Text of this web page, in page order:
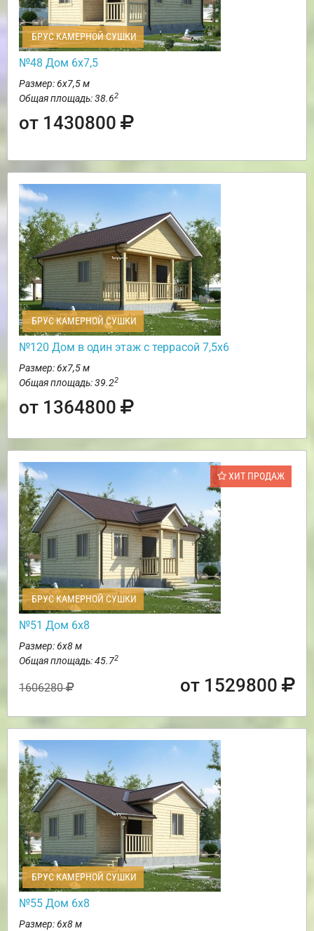
БРУС КАМЕРНОЙ СУШКИ
№48 Дом 6х7,5
Размер: 6х7,5 м
Общая площадь: 38.62
от 1430800
БРУС КАМЕРНОЙ СУШКИ
№120 Дом в один этаж с террасой 7,5х6
Размер: 6х7,5 м
Общая площадь: 39.22
от 1364800
ХИТ ПРОДАЖ
БРУС КАМЕРНОЙ СУШКИ
№51 Дом 6х8
Размер: 6х8 м
Общая площадь: 45.72
1606280 от 1529800
БРУС КАМЕРНОЙ СУШКИ
№55 Дом 6х8
Размер: 6х8 м